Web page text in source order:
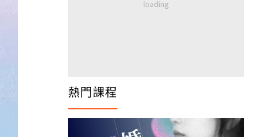
熱門課程